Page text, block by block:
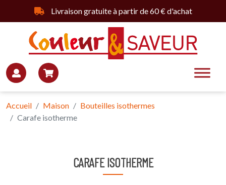
Livraison gratuite à partir de 60 € d'achat
Accueil Maison
Bouteilles isothermes
Carafe isotherme
CARAFE ISOTHERME